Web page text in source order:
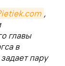
,
главы
в
пару